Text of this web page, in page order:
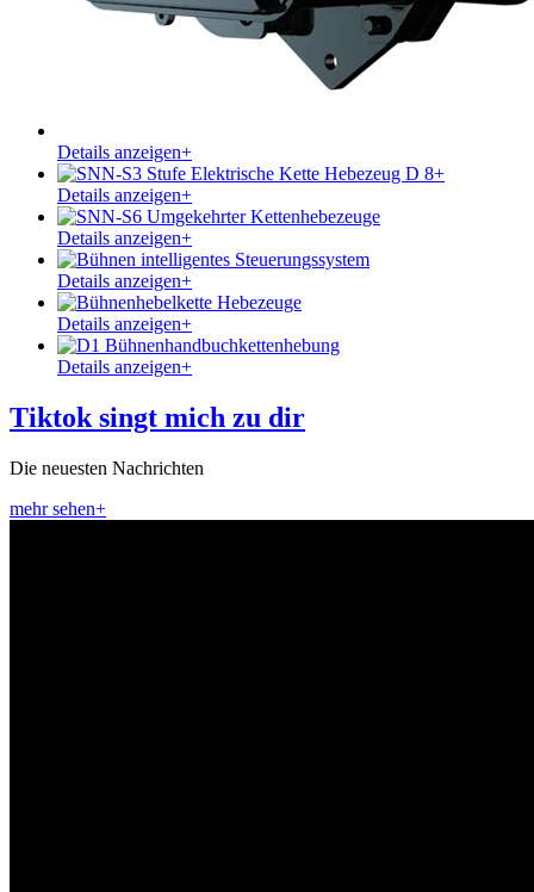
Details anzeigen+
Details anzeigen+
Details anzeigen+
Details anzeigen+
Details anzeigen+
Details anzeigen+
Tiktok singt mich zu dir
Die neuesten Nachrichten
mehr sehen+